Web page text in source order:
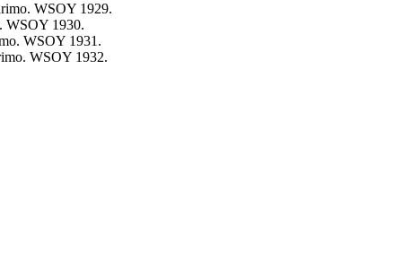
WSOY 1929.
WSOY 1930.
WSOY 1931 .
WSOY 1932.